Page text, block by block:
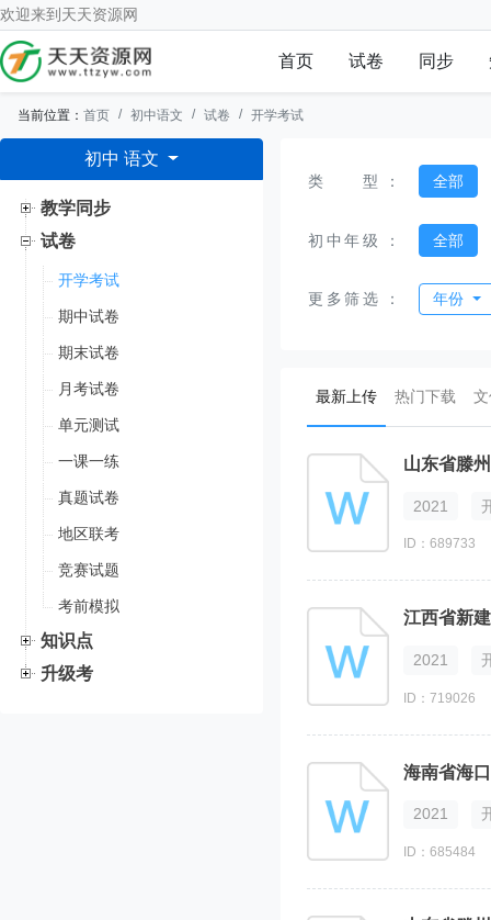
欢迎来到 天天资源网
首页 试卷 同步
当前位置： 首页 初中语文 试卷 开学考试
初中 语文
教学同步
试卷
开学考试
期中试卷
期末试卷
月考试卷
单元测试
一课一练
真题试卷
地区联考
竞赛试题
考前模拟
知识点
升级考
类型 ： 全部
初中年级 ： 全部
更多筛选 ： 年份
最新上传(current)
热门下载
山东省滕
2021
ID：689733
江西省新
2021
ID：719026
海南省海
2021
ID：685484